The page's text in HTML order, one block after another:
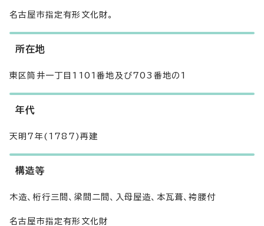
名古屋市指定有形文化財。
所在地
東区筒井一丁目1101番地及び703番地の1
年代
天明7年(1787)再建
構造等
木造、桁行三間、梁間二間、入母屋造、本瓦葺、袴腰付
名古屋市指定有形文化財